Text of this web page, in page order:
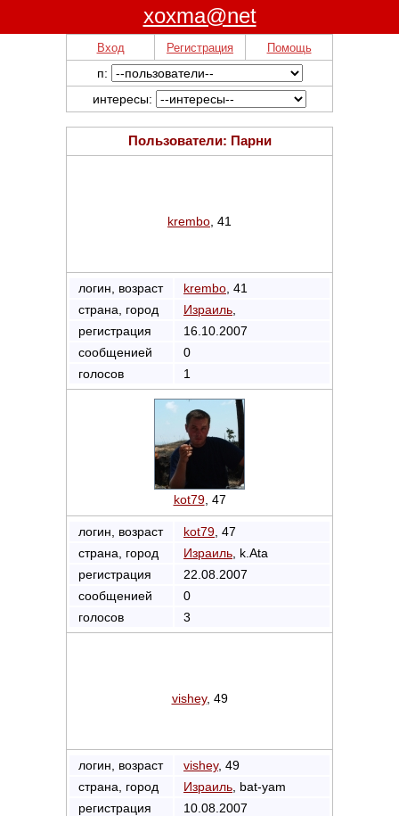
xoxma@net
Вход Регистрация Помощь
п:
интересы:
Пользователи: Парни
krembo , 41
логин, возраст krembo , 41
страна, город
Израиль
регистрация
16.10.2007
сообщенией
0
голосов
1
kot79, 47
логин, возраст kot79 , 47
страна, город
Израиль , k.Ata
регистрация
22.08.2007
сообщенией
0
голосов
3
vishey, 49
логин, возраст vishey, 49
страна, город
Израиль , bat-yam
регистрация
10.08.2007